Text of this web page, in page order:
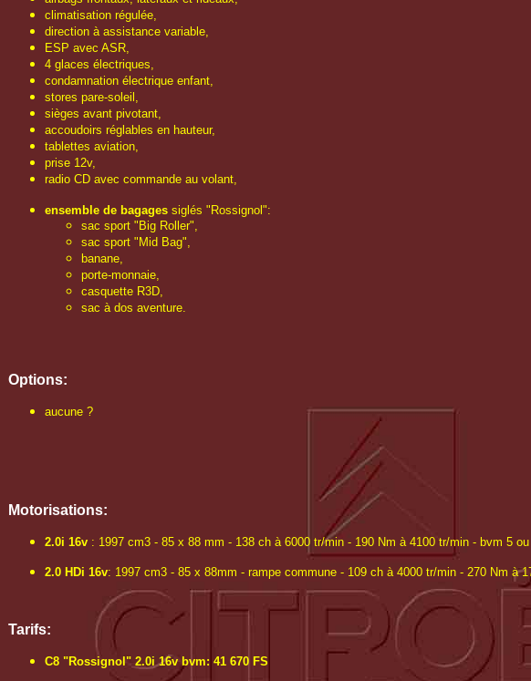
climatisation régulée,
direction à assistance variable,
ESP avec ASR,
4 glaces électriques,
condamnation électrique enfant,
stores pare-soleil,
sièges avant pivotant,
accoudoirs réglables en hauteur,
tablettes aviation,
prise 12v,
radio CD avec commande au volant,
ensemble de bagages siglés "Rossignol":
sac sport "Big Roller",
sac sport "Mid Bag",
banane,
porte-monnaie,
casquette R3D,
sac à dos aventure.
Options:
aucune ?
Motorisations:
2.0i 16v : 1997 cm3 - 85 x 88 mm - 138 ch à 6000 tr/min - 190 Nm à 4100 tr/min - bvm 5
2.0 HDi 16v: 1997 cm3 - 85 x 88mm - rampe commune - 109 ch à 4000 tr/min - 270 Nm à
Tarifs:
C8 "Rossignol" 2.0i 16v bvm: 41 670 FS